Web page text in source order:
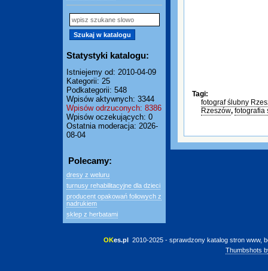
Statystyki katalogu:
Istniejemy od: 2010-04-09
Kategorii: 25
Podkategorii: 548
Wpisów aktywnych: 3344
Wpisów odrzuconych: 8386
Wpisów oczekujących: 0
Ostatnia moderacja: 2026-
08-04
Polecamy:
dresy z weluru
turnusy rehabilitacyjne dla dzieci
producent opakowań foliowych z
nadrukiem
sklep z herbatami
Tagi:
fotograf ślubny
Rzeszów, fotografia
OKes.pl 2010-2025 - sprawdzony katalog stron www,
Thumbshots